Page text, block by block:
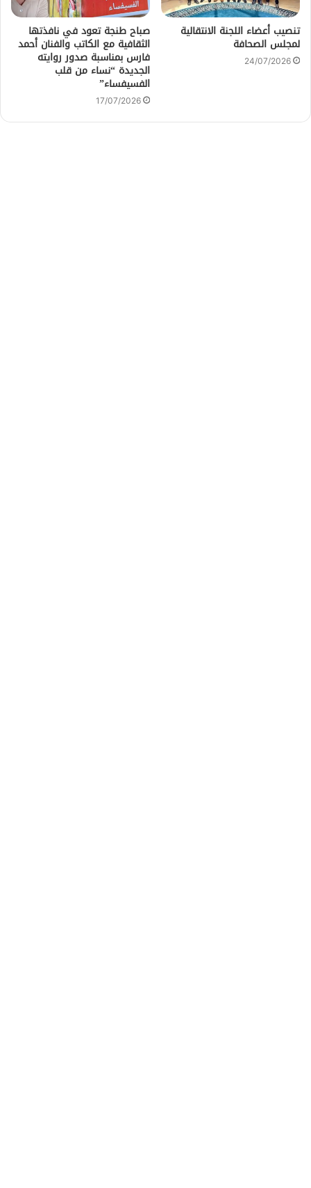
تنصيب أعضاء اللجنة الانتقالية
لمجلس الصحافة
24/07/2026
صباح طنجة تعود في نافذتها
الثقافية مع الكاتب والفنان أحمد
فارس بمناسبة صدور روايته
الجديدة “نساء من قلب
الفسيفساء”
17/07/2026